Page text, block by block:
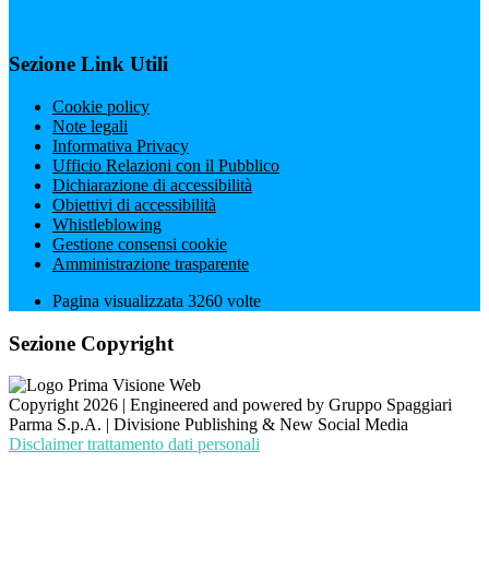
Sezione Link Utili
Cookie policy
Note legali
Informativa Privacy
Ufficio Relazioni con il Pubblico
Dichiarazione di accessibilità
Obiettivi di accessibilità
Whistleblowing
Gestione consensi cookie
Amministrazione trasparente
Pagina visualizzata 3260 volte
Sezione Copyright
Copyright 2026 | Engineered and powered by Gruppo Spaggiari
Parma S.p.A. | Divisione Publishing & New Social Media
Disclaimer trattamento dati personali